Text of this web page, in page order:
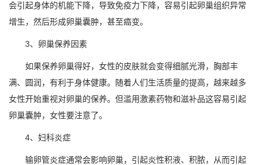
会引起身体的机能下降，导致免疫力下降，容易引起卵巢组织异常
增生，然后形成卵巢囊肿，甚至癌变。
3、卵巢保养因素
如果保养卵巢得好，女性的皮肤就会变得细腻光滑，胸部丰
满、圆润，有利于身体健康。随着人们生活质量的提高，越来越多
女性开始重视对卵巢的保养。但滥用激素药物和滋补品这容易引起
卵巢囊肿，女性要注意了。
4、妇科炎症
输卵管炎症通常会影响卵巢，引起炎性积液、积脓，从而引起